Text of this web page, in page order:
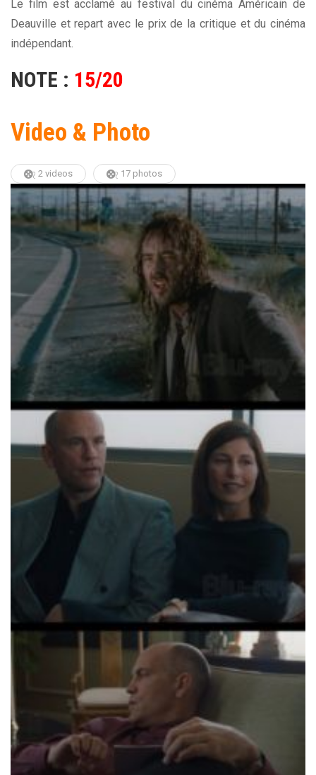
Le film est acclamé au festival du cinéma Américain de
Deauville et repart avec le prix de la critique et du cinéma
indépendant.
NOTE : 15/20
Video & Photo
2 videos 17 photos